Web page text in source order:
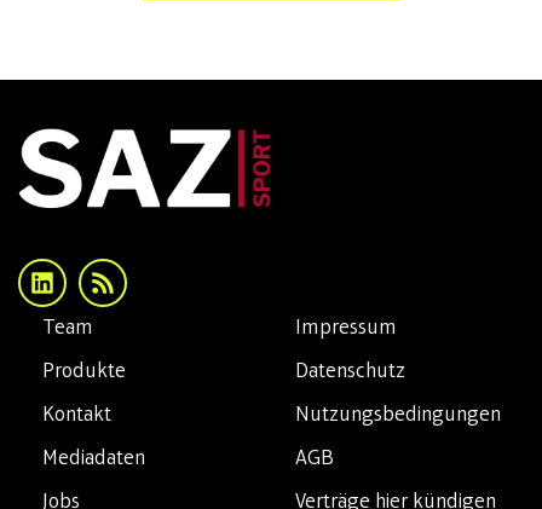
Impressum
Datenschutz
Nutzungsbedingungen
AGB
Verträge hier kündigen
Team
Produkte
Kontakt
Mediadaten
Jobs